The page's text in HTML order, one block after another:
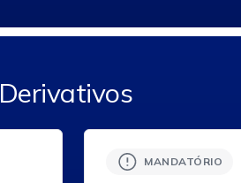
Derivativos
MANDATÓRIO